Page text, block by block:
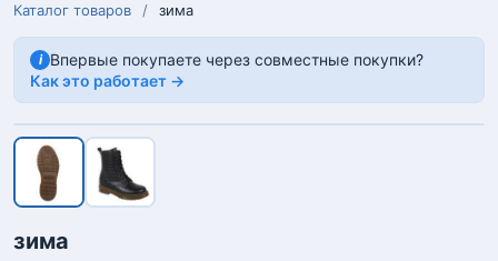
Каталог товаров / зима
i Впервые покупаете через совместные покупки?
Как это работает →
зима